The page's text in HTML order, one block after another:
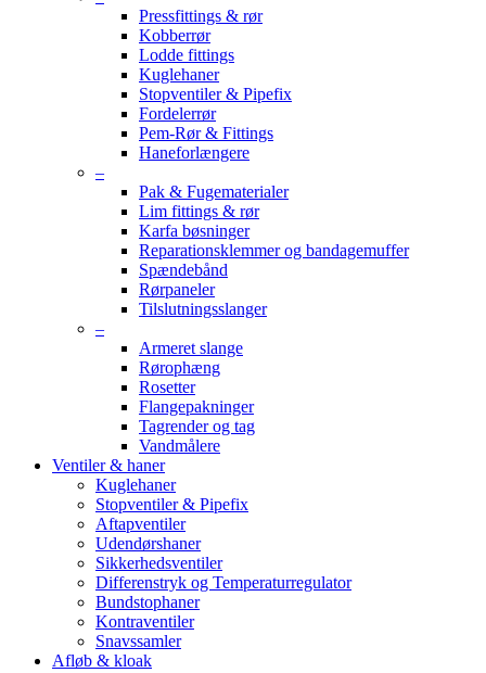
Pressfittings & rør
Kobberrør
Lodde fittings
Kuglehaner
Stopventiler & Pipefix
Fordelerrør
Pem-Rør & Fittings
Haneforlængere
–
Pak & Fugematerialer
Lim fittings & rør
Karfa bøsninger
Reparationsklemmer og bandagemuffer
Spændebånd
Rørpaneler
Tilslutningsslanger
–
Armeret slange
Rørophæng
Rosetter
Flangepakninger
Tagrender og tag
Vandmålere
Ventiler & haner
Kuglehaner
Stopventiler & Pipefix
Aftapventiler
Udendørshaner
Sikkerhedsventiler
Differenstryk og Temperaturregulator
Bundstophaner
Kontraventiler
Snavssamler
Afløb & kloak